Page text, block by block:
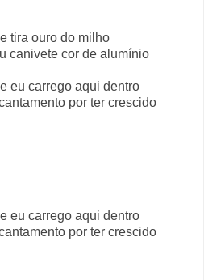
tira ouro do milho
canivete cor de alumínio
eu carrego aqui dentro
por ter crescido
eu carrego aqui dentro
por ter crescido